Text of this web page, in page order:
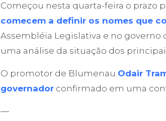
Começou nesta quarta-feira o prazo
comecem a definir os nomes que
Assembléia Legislativa e no governo
uma análise da situação dos
O promotor de Blumenau Odair
governador confirmado em uma
—